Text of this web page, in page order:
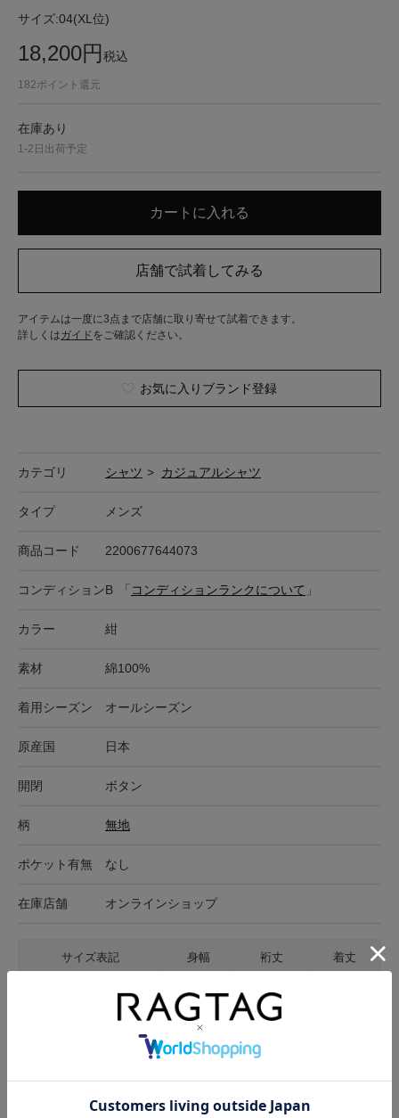
サイズ:04(XL位)
18,200円税込
182ポイント還元
在庫あり
1-2日出荷予定
アイテムは一度に3点まで店舗に取り寄せて試着できます。
詳しくはガイド をご確認ください。
お気に入りブランド登録
カテゴリ シャツ > カジュアルシャツ
タイプ メンズ
商品コード 2200677644073
コンディションB 「 コンディションランクについて 」
カラー 紺
素材 綿100%
着用シーズン オールシーズン
原産国 日本
開閉 ボタン
柄 無地
ポケット有無 なし
在庫店舗 オンラインショップ
サイズ表記 身幅 裄丈 着丈
53cm 87cm
生地の厚さ
普通 厚手